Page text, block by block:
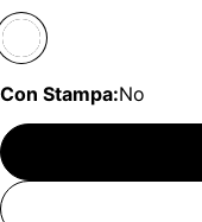
Con Stampa:No